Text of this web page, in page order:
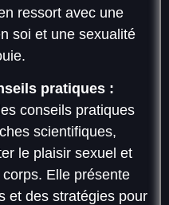
ressort avec une
soi et une sexualité
pratiques :
conseils pratiques
scientifiques,
le plaisir sexuel et
Elle présente
et des stratégies pour